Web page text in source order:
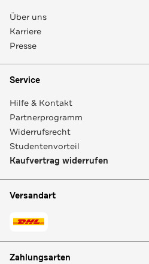
Über uns
Karriere
Presse
Service
Hilfe & Kontakt
Partnerprogramm
Widerrufsrecht
Studentenvorteil
Kaufvertrag widerrufen
Versandart
Zahlungsarten